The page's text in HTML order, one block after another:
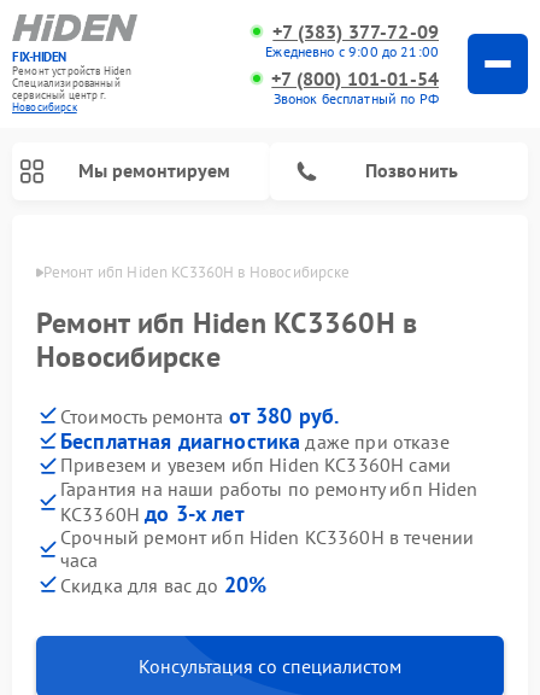
FIX-HIDEN
Ремонт устройств Hiden
Специализированный
cервисный центр г.
Новосибирск
+7 (383) 377-72-09
Ежедневно с 9:00 до 21:00
+7 (800) 101-01-54
Звонок бесплатный по РФ
Мы ремонтируем Позвонить
Ремонт ибп Hiden KC3360H в Новосибирске
Ремонт ибп Hiden KC3360H в
Новосибирске
Стоимость ремонта от 380 руб.
Бесплатная диагностика даже при отказе
Привезем и увезем ибп Hiden KC3360H сами
Гарантия на наши работы по ремонту ибп Hiden
KC3360Hдо 3-х лет
Срочный ремонт ибп Hiden KC3360H в течении
часа
Скидка для вас до 20%
Консультация со специалистом